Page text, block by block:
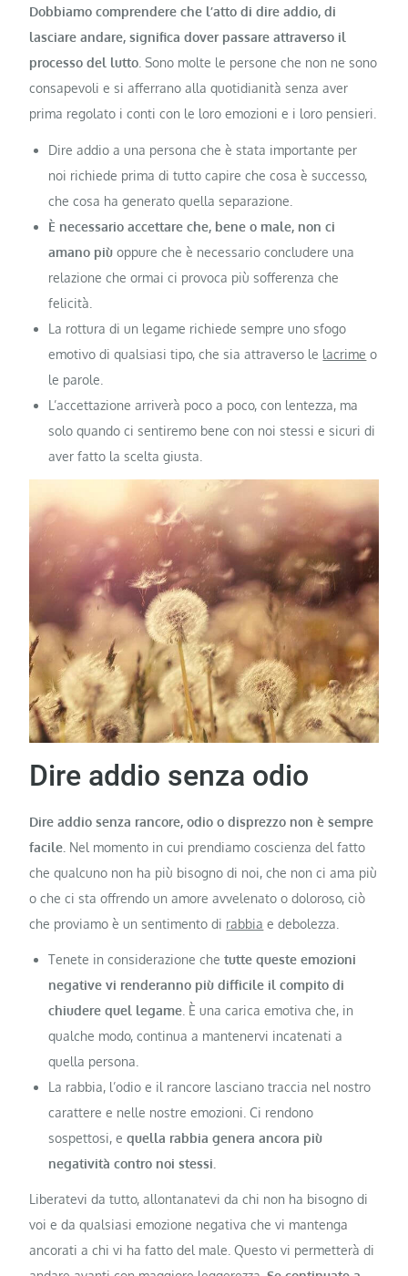
Dobbiamo comprendere che l’atto di dire addio, di
lasciare andare, significa dover passare attraverso il
processo del lutto . Sono molte le persone che non ne sono
consapevoli e si afferrano alla quotidianità senza aver
prima regolato i conti con le loro emozioni e i loro pensieri.
Dire addio a una persona che è stata importante per
noi richiede prima di tutto capire che cosa è successo,
che cosa ha generato quella separazione.
È necessario accettare che, bene o male, non ci
amano piùoppure che è necessario concludere una
relazione che ormai ci provoca più sofferenza che
felicità.
La rottura di un legame richiede sempre uno sfogo
emotivo di qualsiasi tipo, che sia attraverso le lacrime o
le parole.
L’accettazione arriverà poco a poco, con lentezza, ma
solo quando ci sentiremo bene con noi stessi e sicuri di
aver fatto la scelta giusta.
Dire addio senza odio
Dire addio senza rancore, odio o disprezzo non è sempre
facile. Nel momento in cui prendiamo coscienza del fatto
che qualcuno non ha più bisogno di noi, che non ci ama più
o che ci sta offrendo un amore avvelenato o doloroso, ciò
che proviamo è un sentimento di rabbia e debolezza.
Tenete in considerazione chetutte queste emozioni
negative vi renderanno più difficile il compito di
chiudere quel legame . È una carica emotiva che, in
qualche modo, continua a mantenervi incatenati a
quella persona.
La rabbia, l’odio e il rancore lasciano traccia nel nostro
carattere e nelle nostre emozioni. Ci rendono
sospettosi, equella rabbia genera ancora più
negatività contro noi stessi.
Liberatevi da tutto, allontanatevi da chi non ha bisogno di
voi e da qualsiasi emozione negativa che vi mantenga
ancorati a chi vi ha fatto del male. Questo vi permetterà di